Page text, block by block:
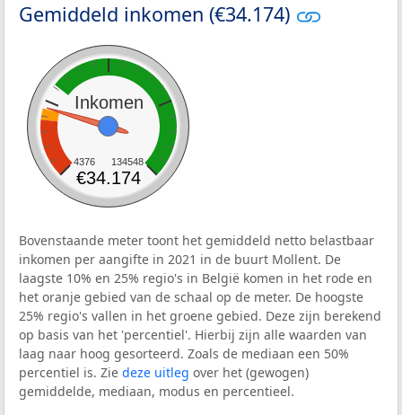
Gemiddeld inkomen (€34.174)
Inkomen
4376 134548
€34.174
Bovenstaande meter toont het gemiddeld netto belastbaar
inkomen per aangifte in 2021 in de buurt Mollent. De
laagste 10% en 25% regio's in België komen in het rode en
het oranje gebied van de schaal op de meter. De hoogste
25% regio's vallen in het groene gebied. Deze zijn berekend
op basis van het 'percentiel'. Hierbij zijn alle waarden van
laag naar hoog gesorteerd. Zoals de mediaan een 50%
percentiel is. Zie deze uitleg over het (gewogen)
gemiddelde, mediaan, modus en percentieel.